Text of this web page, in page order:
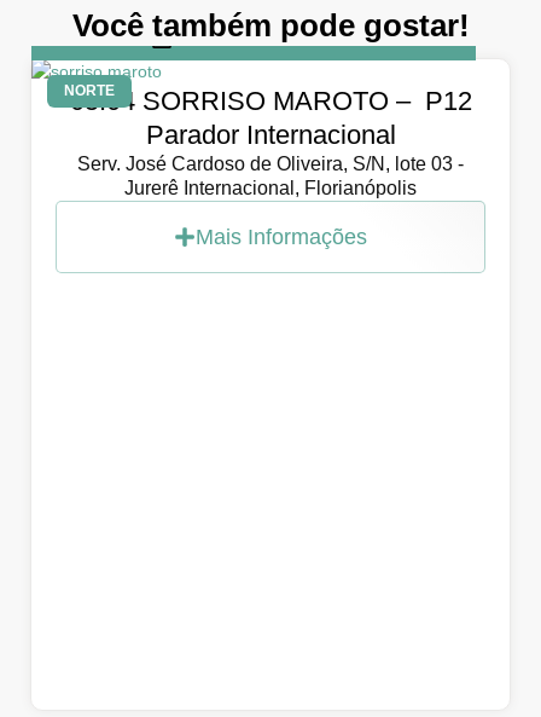
Você também pode gostar!
NORTE
DIA5 de abril de 2026
05.04 SORRISO MAROTO – P12
Parador Internacional
Serv. José Cardoso de Oliveira, S/N, lote 03 -
Jurerê Internacional, Florianópolis
Mais Informações